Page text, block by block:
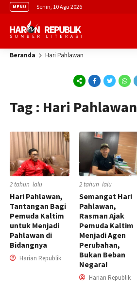
MENU Senin, 10 Agu 2026
Beranda Hari Pahlawan
Tag : Hari Pahlawan
2 tahun lalu
Hari Pahlawan,
Tantangan Bagi
Pemuda Kaltim
untuk Menjadi
Pahlawan di
Bidangnya
Harian Republik
2 tahun lalu
Semangat Hari
Pahlawan,
Rasman Ajak
Pemuda Kaltim
Menjadi Agen
Perubahan,
Bukan Beban
Negara!
Harian Republik